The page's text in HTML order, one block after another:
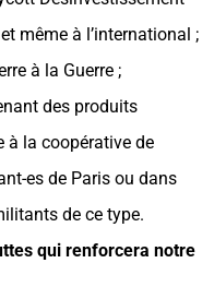
même à l’international ;
à la Guerre ;
des produits
à la coopérative de
es de Paris ou dans
de ce type.
qui renforcera notre